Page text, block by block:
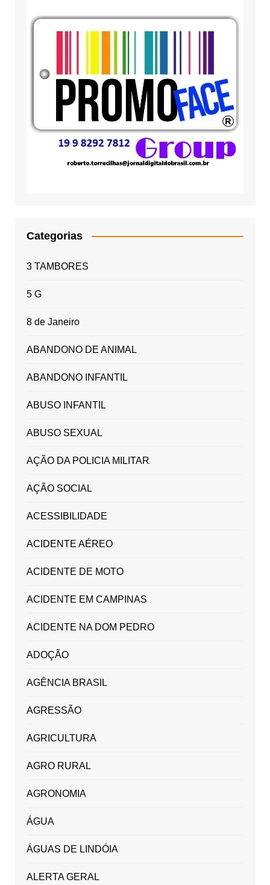
Categorias
3 TAMBORES
5 G
8 de Janeiro
ABANDONO DE ANIMAL
ABANDONO INFANTIL
ABUSO INFANTIL
ABUSO SEXUAL
AÇÃO DA POLICIA MILITAR
AÇÃO SOCIAL
ACESSIBILIDADE
ACIDENTE AÉREO
ACIDENTE DE MOTO
ACIDENTE EM CAMPINAS
ACIDENTE NA DOM PEDRO
ADOÇÃO
AGÊNCIA BRASIL
AGRESSÃO
AGRICULTURA
AGRO RURAL
AGRONOMIA
ÁGUA
ÁGUAS DE LINDÓIA
ALERTA GERAL